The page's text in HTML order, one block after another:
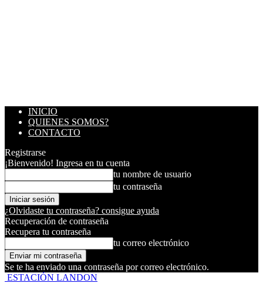
INICIO
QUIENES SOMOS?
CONTACTO
Registrarse
¡Bienvenido! Ingresa en tu cuenta
tu nombre de usuario
tu contraseña
¿Olvidaste tu contraseña? consigue ayuda
Recuperación de contraseña
Recupera tu contraseña
tu correo electrónico
Se te ha enviado una contraseña por correo electrónico.
ESTACIÓN LANDON